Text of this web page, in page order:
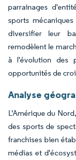
parrainages
sports
diversifier leur
remodèlent le
à l'évolution des
opportunités de
Analyse
L'Amérique du
des sports de
franchises bien
médias et